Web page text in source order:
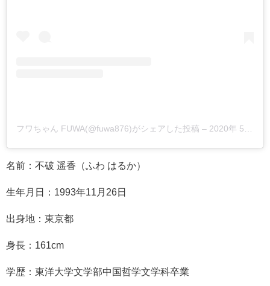
フワちゃん FUWA(@fuwa876)がシェアした投稿 – 2020年 5月月11日午前4時17分PDT
名前：不破 遥香（ふわ はるか）
生年月日：1993年11月26日
出身地：東京都
身長：161cm
学歴：東洋大学文学部中国哲学文学科卒業